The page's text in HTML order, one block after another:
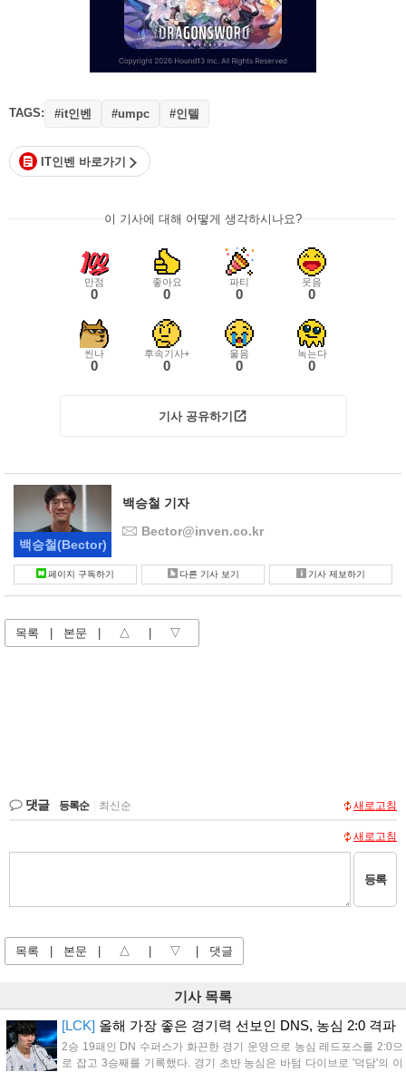
TAGS: #it인벤 #umpc #인텔
IT인벤 바로가기
이 기사에 대해 어떻게 생각하시나요?
만점
0
좋아요
0
파티
0
웃음
0
씬나
0
후속기사+
0
울음
0
녹는다
0
기사 공유하기
백승철(Bector)
백승철 기자
Bector@inven.co.kr
페이지 구독하기 다른 기사 보기 기사 제보하기
목록 | 본문 | △ | ▽
댓글 등록순 최신순 새로고침
새로고침
등록
목록 | 본문 | △ | ▽ | 댓글
기사 목록
[LCK] 올해 가장 좋은 경기력 선보인 DNS, 농심 2:0 격파
2승 19패인 DN 수퍼스가 화끈한 경기 운영으로 농심 레드포스를 2:0으
로 잡고 3승째를 기록했다. 경기 초반 농심은 바텀 다이브로 '덕담'의 이